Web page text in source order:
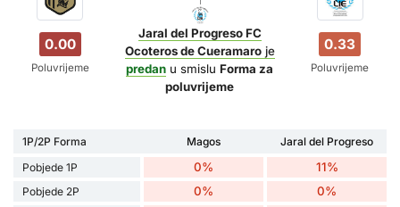
0.00
Poluvrijeme
Jaral del Progreso FC
Ocoteros de Cueramaroje
predan u smisluForma za
poluvrijeme
0.33
Poluvrijeme
1P/2P Forma Magos
Jaral del Progreso
Pobjede 1P
0% 11%
Pobjede 2P 0% 0%